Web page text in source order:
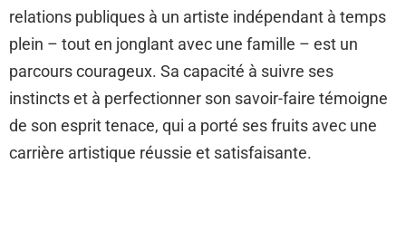
relations publiques à un artiste indépendant à temps
plein – tout en jonglant avec une famille – est un
parcours courageux. Sa capacité à suivre ses
instincts et à perfectionner son savoir-faire témoigne
de son esprit tenace, qui a porté ses fruits avec une
carrière artistique réussie et satisfaisante.